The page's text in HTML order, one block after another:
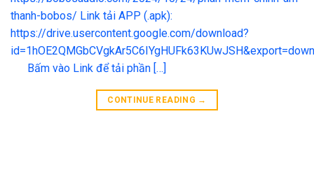
thanh-bobos/ Link tải APP (.apk):
https://drive.usercontent.google.com/download?
Bấm vào Link để tải phần […]
CONTINUE READING →